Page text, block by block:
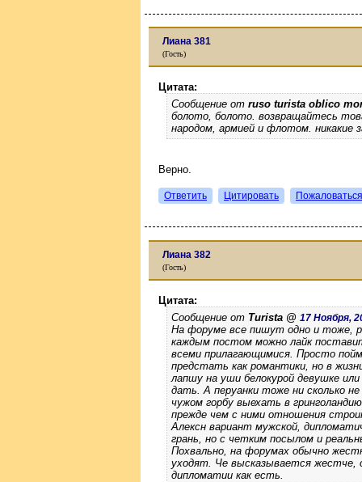
Лиана 381
(Гость)
Цитата:
Сообщение от ruso turista oblico
болото, болото. возвращайтесь
народом, армией и флотом. никакие
Верно.
Ответить Цитировать Пожаловаться
Лиана 382
(Гость)
Цитата:
Сообщение от Turista @ 17 Ноября,
На форуме все пишут одно и тоже,
каждым постом можно лайк
всеми прилагающимися. Просто
предстать как романтики, но в
лапшу на уши белокурой девушке
дать. А перуанки тоже ни сколько
чужом горбу выехать в
прежде чем с ними отношения
Алексн вариант мужской,
грань, но с четким посылом и
Похвально, на форумах обычно
уходят. Че высказывается жестче,
дипломатии как есть.